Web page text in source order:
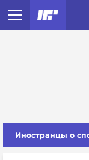
Иностранцы о